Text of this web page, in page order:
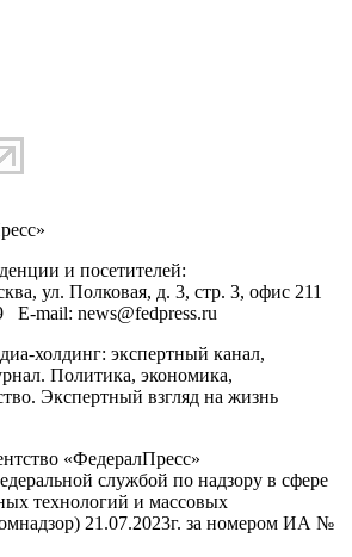
»
и посетителей:
, ул. Полковая, д. 3, стр. 3, офис 211
E-mail: news@fedpress.ru
холдинг: экспертный канал,
Политика, экономика,
Экспертный взгляд на жизнь
«ФедералПресс»
службой по надзору в сфере
технологий и массовых
21.07.2023г. за номером ИА №